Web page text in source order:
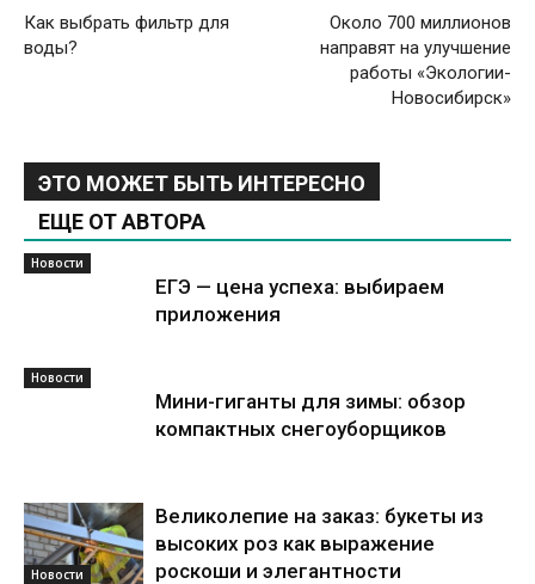
Как выбрать фильтр для
воды?
Около 700 миллионов
направят на улучшение
работы «Экологии-
Новосибирск»
ЭТО МОЖЕТ БЫТЬ ИНТЕРЕСНО
ЕЩЕ ОТ АВТОРА
Новости
ЕГЭ — цена успеха: выбираем
приложения
Новости
Мини-гиганты для зимы: обзор
компактных снегоуборщиков
Новости
Великолепие на заказ: букеты из
высоких роз как выражение
роскоши и элегантности